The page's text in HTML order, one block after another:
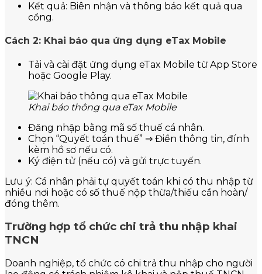
Kết quả: Biên nhận và thông báo kết quả qua
cổng.
Cách 2: Khai báo qua ứng dụng eTax Mobile
Tải và cài đặt ứng dụng eTax Mobile từ App Store
hoặc Google Play.
Khai báo thông qua eTax Mobile
Đăng nhập bằng mã số thuế cá nhân.
Chọn “Quyết toán thuế” ⇒ Điền thông tin, đính
kèm hồ sơ nếu có.
Ký điện tử (nếu có) và gửi trực tuyến.
Lưu ý: Cá nhân phải tự quyết toán khi có thu nhập từ
nhiều nơi hoặc có số thuế nộp thừa/thiếu cần hoàn/
đóng thêm.
Trường hợp tổ chức chi trả thu nhập khai
TNCN
Doanh nghiệp, tổ chức có chi trả thu nhập cho người